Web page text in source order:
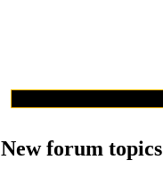
New forum topics